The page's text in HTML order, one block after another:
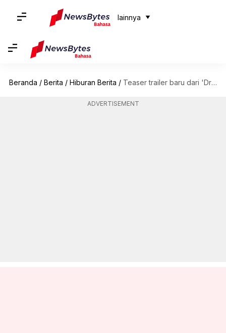
lainnya
Beranda / Berita / Hiburan Berita / Teaser trailer baru dari 'Dream' yang dibintangi Park Seo-joon dan IU sudah keluar
ADVERTISEMENT